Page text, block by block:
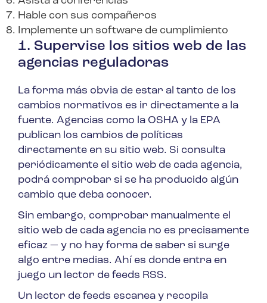
Hable con sus compañeros
Implemente un software de cumplimiento
1. Supervise los sitios web de las
agencias reguladoras
La forma más obvia de estar al tanto de los
cambios normativos es ir directamente a la
fuente. Agencias como la OSHA y la EPA
publican los cambios de políticas
directamente en su sitio web. Si consulta
periódicamente el sitio web de cada agencia,
podrá comprobar si se ha producido algún
cambio que deba conocer.
Sin embargo, comprobar manualmente el
sitio web de cada agencia no es precisamente
eficaz — y no hay forma de saber si surge
algo entre medias. Ahí es donde entra en
juego un lector de feeds RSS.
Un lector de feeds escanea y recopila